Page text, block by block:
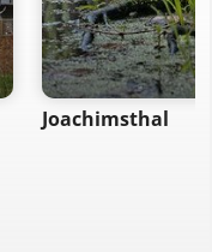
Joachimsthal